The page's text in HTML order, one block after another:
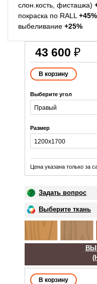
слон.кость, фисташка)
покраска по RALL +45%
выбеливание +25%
43 600 ₽
Выберите угол
Размер
Цена указана только за
Задать вопрос
Выберите ткань